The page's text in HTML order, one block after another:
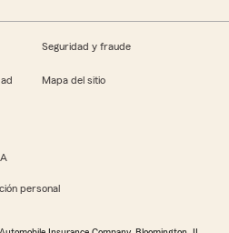
Seguridad y fraude
Mapa del sitio
personal